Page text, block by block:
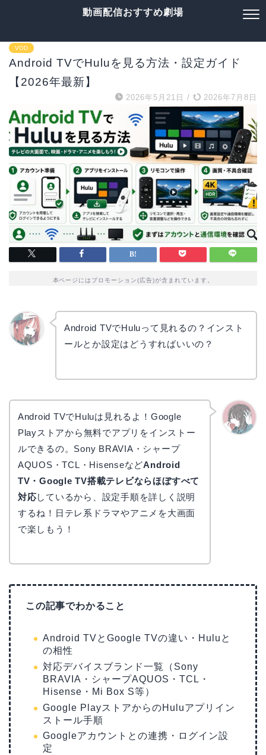
動画配信おすすめ劇場
VOD
Android TVでHuluを見る方法・設定ガイド
【2026年最新】
2026年5月21日 / 2026年7月8日
本ページにはプロモーション(広告)が含まれています。
Android TVでHuluって見れるの？インスト
ールとか設定はどうすればいいの？
Android TVでHuluは見れるよ！Google
Playストアから無料でアプリをインストー
ルできるの。Sony BRAVIA・シャープ
AQUOS・TCL・HisenseなどAndroid
TV・Google TV搭載テレビならほぼすべて
対応しているから、設定手順を詳しく説明
するね！日テレ系ドラマやアニメを大画面
で楽しもう！
この記事でわかること
Android TVとGoogle TVの違い・Huluと
の相性
対応デバイスブランド一覧（Sony
BRAVIA・シャープAQUOS・TCL・
Hisense・Mi Box S等）
Google PlayストアからのHuluアプリイン
ストール手順
Googleアカウントとの連携・ログイン設
定